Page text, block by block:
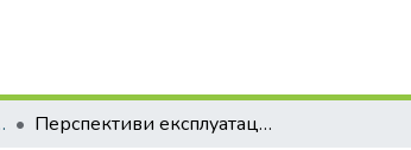
аспірантів) Перспективи експлуатації електромобілів в Україні